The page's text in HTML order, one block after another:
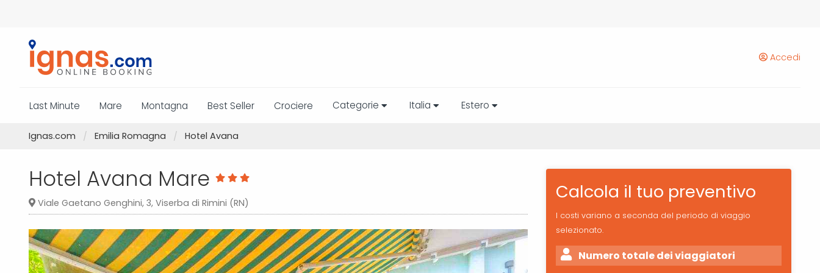
Accedi
Last Minute Mare Montagna Best Seller Crociere Categorie Italia Estero
Ignas.com Emilia Romagna Hotel Avana
Hotel Avana Mare
Viale Gaetano Genghini, 3, Viserba di Rimini (RN) Calcola il tuo preventivo
I costi variano a seconda del periodo di viaggio
selezionato.
Numero totale dei viaggiatori